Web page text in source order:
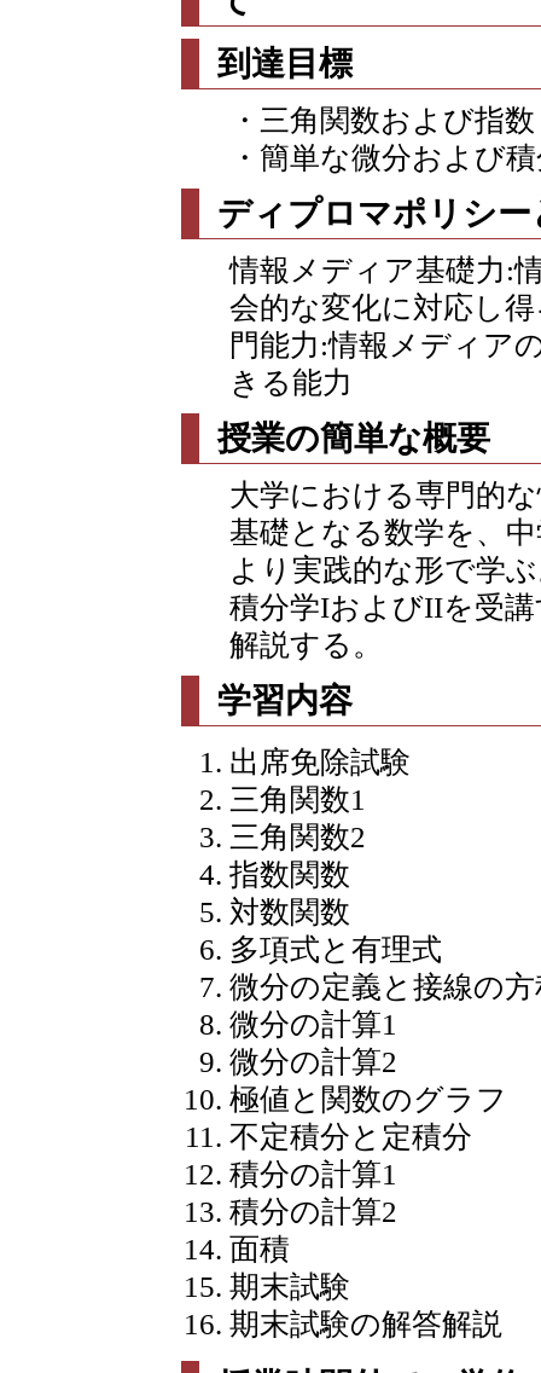
到達目標
・三角関数および指
・簡単な微分および
ディプロマポリシー
情報メディア基礎力:
会的な変化に対応し
門能力:情報メディア
きる能力
授業の簡単な概要
大学における専門的
基礎となる数学を、
より実践的な形で学
積分学IおよびIIを受
解説する。
学習内容
出席免除試験
三角関数1
三角関数2
指数関数
対数関数
多項式と有理式
微分の定義と接線の
微分の計算1
微分の計算2
極値と関数のグラフ
不定積分と定積分
積分の計算1
積分の計算2
面積
期末試験
期末試験の解答解説